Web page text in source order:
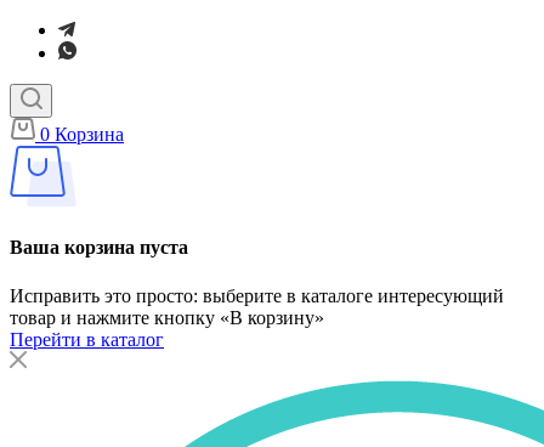
0 Корзина
Ваша корзина пуста
Исправить это просто: выберите в каталоге интересующий
товар и нажмите кнопку «В корзину»
Перейти в каталог